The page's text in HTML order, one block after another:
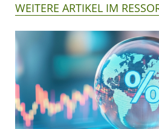
WEITERE ARTIKEL IM